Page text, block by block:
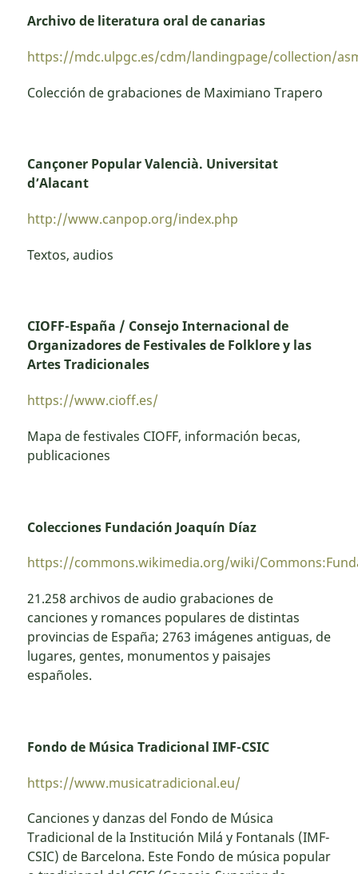
Archivo de literatura oral de canarias
https://mdc.ulpgc.es/cdm/landingpage/collection/
Colección de grabaciones de Maximiano Trapero
Cançoner Popular Valencià. Universitat
d’Alacant
http://www.canpop.org/index.php
Textos, audios
CIOFF-España / Consejo Internacional de
Organizadores de Festivales de Folklore y las
Artes Tradicionales
https://www.cioff.es/
Mapa de festivales CIOFF, información becas,
publicaciones
Colecciones Fundación Joaquín Díaz
https://commons.wikimedia.org/wiki/
21.258 archivos de audio grabaciones de
canciones y romances populares de distintas
provincias de España; 2763 imágenes antiguas, de
lugares, gentes, monumentos y paisajes
españoles.
Fondo de Música Tradicional IMF-CSIC
https://www.musicatradicional.eu/
Canciones y danzas del Fondo de Música
Tradicional de la Institución Milá y Fontanals (IMF-
CSIC) de Barcelona. Este Fondo de música popular